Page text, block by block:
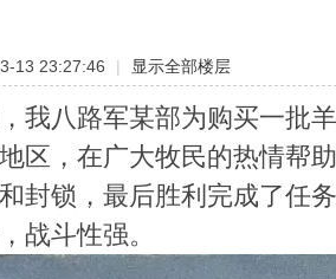
13 23:27:46 | 显示全部楼层
我八路军某部为购买一批
区，在广大牧民的热情帮
封锁，最后胜利完成了任
战斗性强。